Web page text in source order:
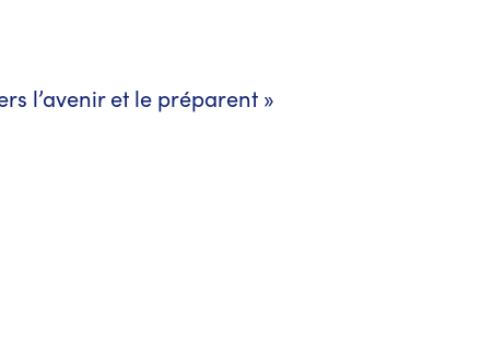
l’avenir et le préparent »